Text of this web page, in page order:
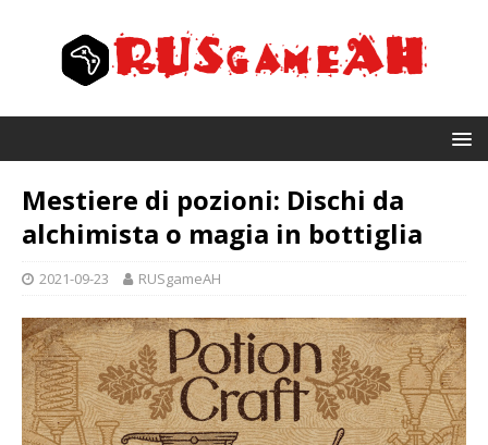
Mestiere di pozioni: Dischi da
alchimista o magia in bottiglia
2021-09-23 RUSgameAH